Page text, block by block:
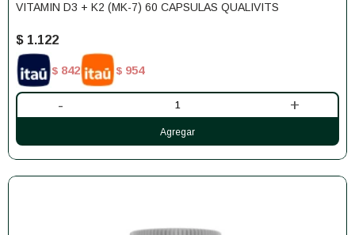
VITAMIN D3 + K2 (MK-7) 60 CAPSULAS QUALIVITS
$ 1.122
$ 842 $ 954
- +